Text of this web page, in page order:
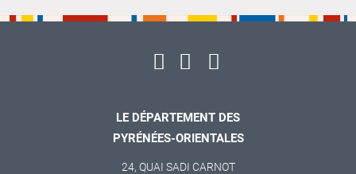
LE DÉPARTEMENT DES
PYRÉNÉES-ORIENTALES
24, QUAI SADI CARNOT